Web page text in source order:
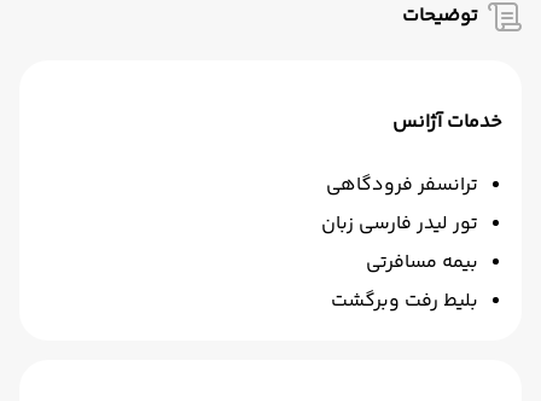
توضیحات
خدمات آژانس
ترانسفر فرودگاهی
تور لیدر فارسی زبان
بیمه مسافرتی
بلیط رفت وبرگشت